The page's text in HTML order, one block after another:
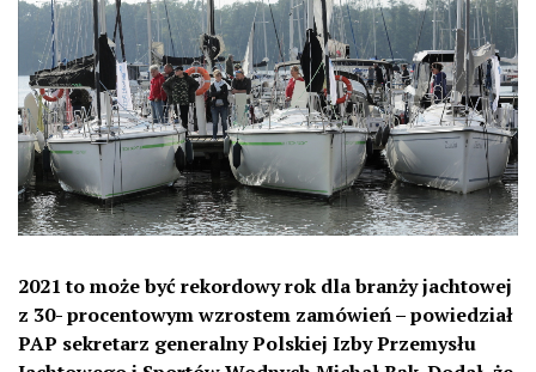
2021 to może być rekordowy rok dla branży jachtowej
z 30- procentowym wzrostem zamówień – powiedział
PAP sekretarz generalny Polskiej Izby Przemysłu